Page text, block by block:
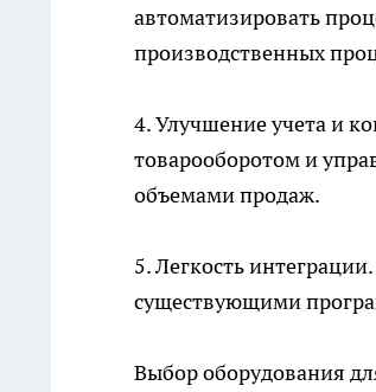
автоматизировать
производственных
4. Улучшение учета и
товарооборотом и
объемами продаж.
5. Легкость
существующими
Выбор оборудования